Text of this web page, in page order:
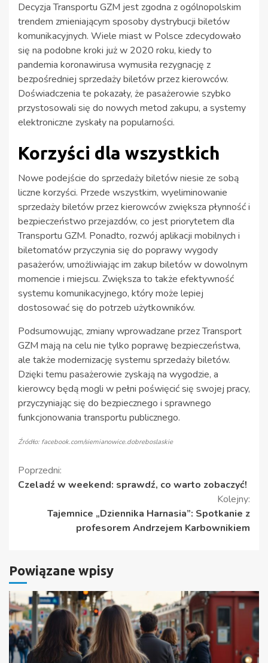
Decyzja Transportu GZM jest zgodna z ogólnopolskim
trendem zmieniającym sposoby dystrybucji biletów
komunikacyjnych. Wiele miast w Polsce zdecydowało
się na podobne kroki już w 2020 roku, kiedy to
pandemia koronawirusa wymusiła rezygnację z
bezpośredniej sprzedaży biletów przez kierowców.
Doświadczenia te pokazały, że pasażerowie szybko
przystosowali się do nowych metod zakupu, a systemy
elektroniczne zyskały na popularności.
Korzyści dla wszystkich
Nowe podejście do sprzedaży biletów niesie ze sobą
liczne korzyści. Przede wszystkim, wyeliminowanie
sprzedaży biletów przez kierowców zwiększa płynność i
bezpieczeństwo przejazdów, co jest priorytetem dla
Transportu GZM. Ponadto, rozwój aplikacji mobilnych i
biletomatów przyczynia się do poprawy wygody
pasażerów, umożliwiając im zakup biletów w dowolnym
momencie i miejscu. Zwiększa to także efektywność
systemu komunikacyjnego, który może lepiej
dostosować się do potrzeb użytkowników.
Podsumowując, zmiany wprowadzane przez Transport
GZM mają na celu nie tylko poprawę bezpieczeństwa,
ale także modernizację systemu sprzedaży biletów.
Dzięki temu pasażerowie zyskają na wygodzie, a
kierowcy będą mogli w pełni poświęcić się swojej pracy,
przyczyniając się do bezpiecznego i sprawnego
funkcjonowania transportu publicznego.
Źródło: facebook.com/siemianowice.dobreboslaskie
Kontynuuj
Poprzedni:
Czeladź w weekend: sprawdź, co warto zobaczyć!
Kolejny:
Tajemnice „Dziennika Harnasia”: Spotkanie z
profesorem Andrzejem Karbownikiem
Powiązane wpisy